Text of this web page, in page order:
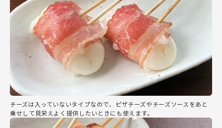
チーズは入っていないタイプなので、ピザチーズやチーズソースをあと
乗せして見栄えよく提供したいときにも使えます。